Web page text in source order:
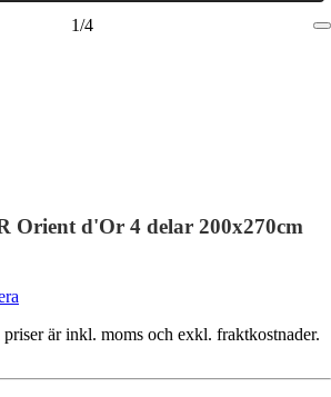
1/4
Orient d'Or 4 delar 200x270cm
är inkl. moms och exkl. fraktkostnader.